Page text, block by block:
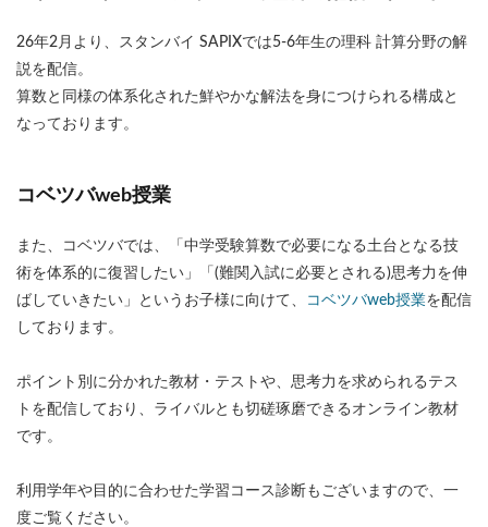
26年2月より、スタンバイ SAPIXでは5-6年生の理科 計算分野の解
説を配信。
算数と同様の体系化された鮮やかな解法を身につけられる構成と
なっております。
コベツバweb授業
また、コベツバでは、「中学受験算数で必要になる土台となる技
術を体系的に復習したい」「(難関入試に必要とされる)思考力を伸
ばしていきたい」というお子様に向けて、
コベツバweb授業を配信
しております。
ポイント別に分かれた教材・テストや、思考力を求められるテス
トを配信しており、ライバルとも切磋琢磨できるオンライン教材
です。
利用学年や目的に合わせた学習コース診断もございますので、一
度ご覧ください。